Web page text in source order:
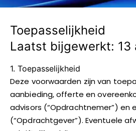
Toepasselijkheid
Laatst bijgewerkt: 13
1. Toepasselijkheid
Deze voorwaarden zijn van
aanbieding, offerte en
advisors (“Opdrachtnemer”) en
(“Opdrachtgever”). Eventuele